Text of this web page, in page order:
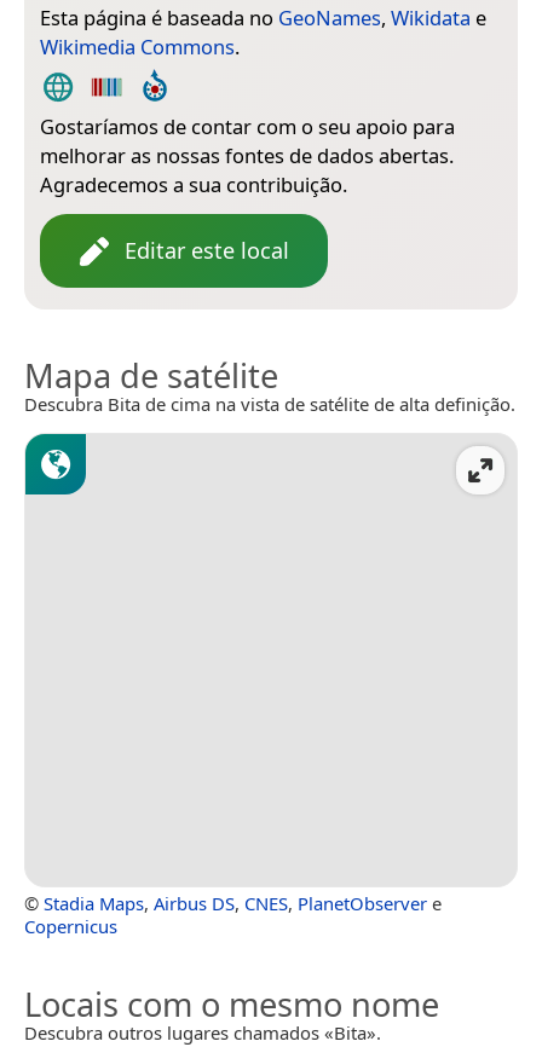
Esta página é baseada no GeoNames, Wikidata e
Wikimedia Commons.
Gostaríamos de contar com o seu apoio para
melhorar as nossas fontes de dados abertas.
Agradecemos a sua contribuição.
Editar este local
Mapa de satélite
Descubra Bita de cima na vista de satélite de alta definição.
© Stadia Maps, Airbus DS, CNES, PlanetObserver e
Copernicus
Locais com o mesmo nome
Descubra outros lugares chamados «Bita».